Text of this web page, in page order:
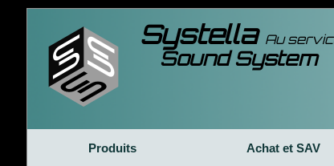
Systella Au
Sound System
Produits Achat et SAV